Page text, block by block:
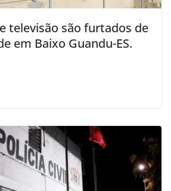
televisão são furtados de
em Baixo Guandu-ES.